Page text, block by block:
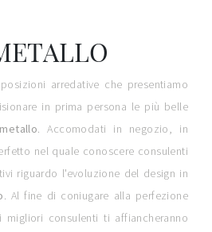
arredative che presentiamo
in prima persona le più belle
. Accomodati in negozio, in
nel quale conoscere consulenti
riguardo l'evoluzione del design in
. Al fine di coniugare alla perfezione
consulenti ti affiancheranno